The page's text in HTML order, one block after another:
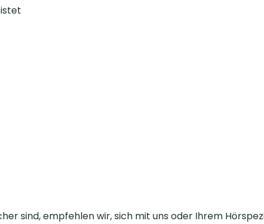
sind, empfehlen wir, sich mit uns oder Ihrem